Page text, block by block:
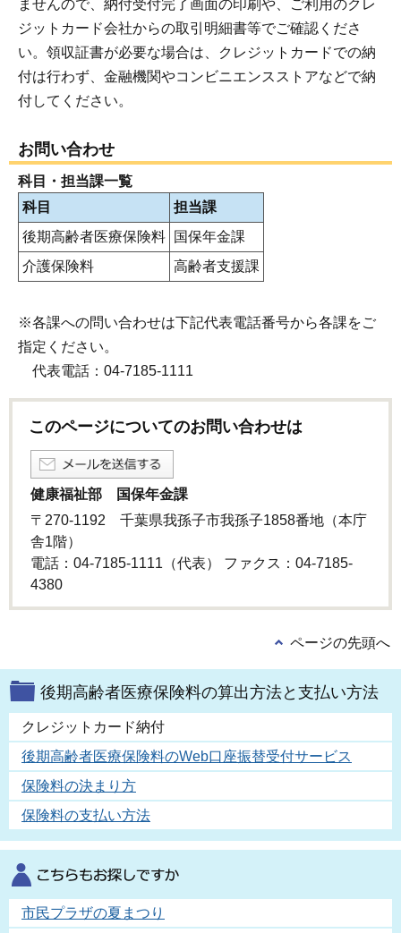
ませんので、納付受付完了画面の印刷や、ご利用のクレ
ジットカード会社からの取引明細書等でご確認くださ
い。領収証書が必要な場合は、クレジットカードでの納
付は行わず、金融機関やコンビニエンスストアなどで納
付してください。
お問い合わせ
科目・担当課一覧
科目
担当課
後期高齢者医療保険料
国保年金課
介護保険料
高齢者支援課
※各課への問い合わせは下記代表電話番号から各課をご
指定ください。
代表電話：04-7185-1111
このページについてのお問い合わせは
健康福祉部 国保年金課
〒270-1192 千葉県我孫子市我孫子1858番地（本庁
舎1階）
電話：04-7185-1111（代表） ファクス：04-7185-
4380
ページの先頭へ
後期高齢者医療保険料の算出方法と支払い方法
クレジットカード納付
後期高齢者医療保険料のWeb口座振替受付サービス
保険料の決まり方
保険料の支払い方法
市民プラザの夏まつり